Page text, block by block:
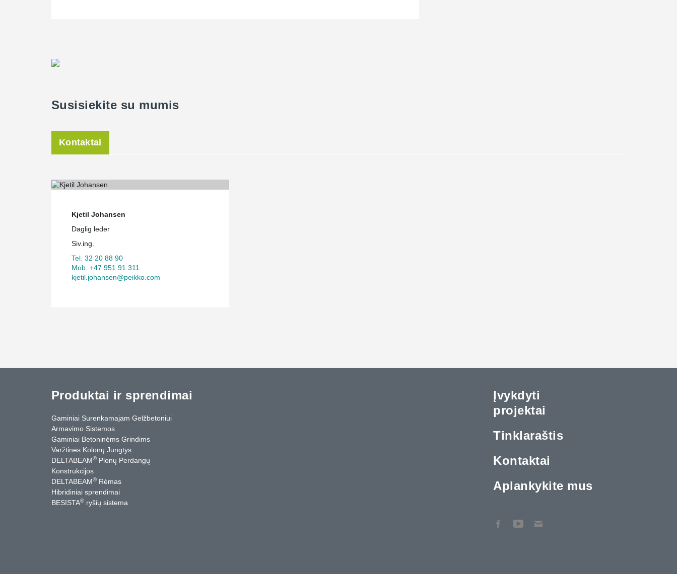
Susisiekite su mumis
Kontaktai
Kjetil Johansen
Daglig leder
Siv.ing.
Tel. 32 20 88 90
Mob. +47 951 91 311
kjetil.johansen@peikko.com
Produktai ir sprendimai
Gaminiai Surenkamajam Gelžbetoniui
Armavimo Sistemos
Gaminiai Betoninėms Grindims
Varžtinės Kolonų Jungtys
DELTABEAM® Plonų Perdangų
Konstrukcijos
DELTABEAM® Rėmas
Hibridiniai sprendimai
BESISTA® ryšių sistema
Įvykdyti
projektai
Tinklaraštis
Kontaktai
Aplankykite mus